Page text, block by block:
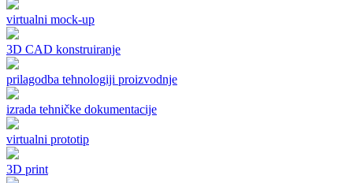
virtualni mock-up
3D CAD konstruiranje
prilagodba tehnologiji proizvodnje
izrada tehničke dokumentacije
virtualni prototip
3D print